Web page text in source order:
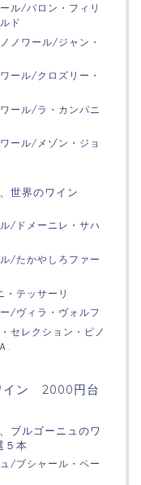
ル/バロン・フィリ
ド
ノワール/ジャン・
ール/クロズリー・
ール/ラ・カンパニ
ール/メゾン・ジョ
世界のワイン
/ドメーニレ・サハ
/たかやしろファー
・テッサーリ
/ヴィラ・ヴォルフ
セレクション・ピノ
.
イン 2000円台
ブルゴーニュのワ
５本
/ブシャール・ペー